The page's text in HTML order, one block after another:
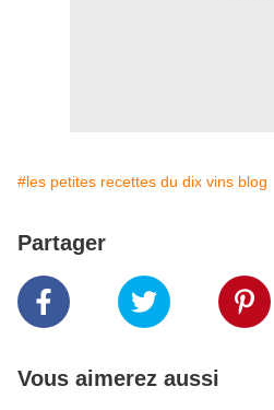
#les petites recettes du dix vins blog
Partager
Vous aimerez aussi